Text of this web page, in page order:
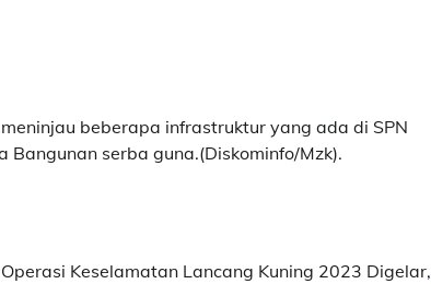
beberapa infrastruktur yang ada di SPN
serba guna.(Diskominfo/Mzk).
Operasi Keselamatan Lancang Kuning 2023 Digelar,